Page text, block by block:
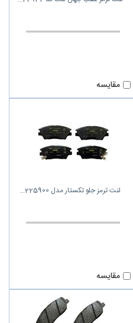
مقایسه
لنت ترمز جلو تکستار مدل 225900
مقایسه